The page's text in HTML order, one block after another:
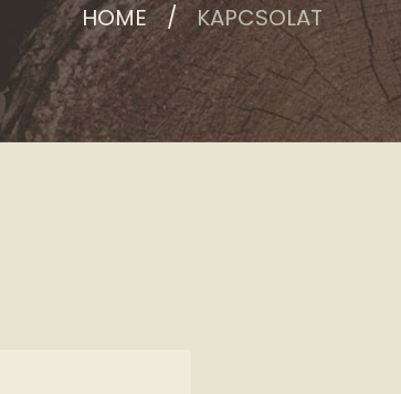
HOME KAPCSOLAT